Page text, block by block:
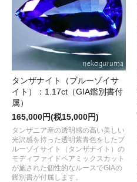
タンザナイト（ブルーゾイサ
イト）：1.17ct（GIA鑑別書付
属）
165,000円(税15,000円)
タンザニア産の透明感の高い美しい
光沢感を持った透明紫青色をしたブ
ルーゾイサイト（タンザナイト）の
モディファイドペアミックスカット
が施された個性的なルースでGIAの
鑑別書が付属します。